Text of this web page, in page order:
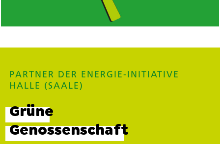
PARTNER DER ENERGIE-INITIATIVE
HALLE (SAALE)
Grüne
Genossenschaft